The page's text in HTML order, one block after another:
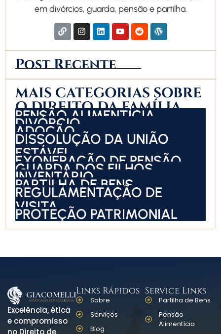
em divórcios, guarda, pensão e partilha.
Post Recente
MAIS CATEGORIAS SOBRE
O DIREITO DA FAMÍLIA
PENSÃO ALIMENTÍCIA
DIVÓRCIO
ADOÇÃO
DISSOLUÇÃO DA UNIÃO
ESTÁVEL
EXONERAÇÃO DE PENSÃO
GUARDA DOS FILHOS
INVENTÁRIO
PARTILHA DE BENS
REGULAMENTAÇÃO DE
VISITA
PROTEÇÃO PATRIMONIAL
Excelência, ética
e compromisso
no Direito de
Links Rápidos
Sobre
Serviços
Blog
Service Links
Partilha de Bens
Pensão
Alimentícia